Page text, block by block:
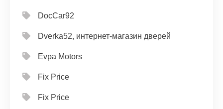
DocCar92
Dverka52, интернет-магазин дверей
Evpa Motors
Fix Price
Fix Price